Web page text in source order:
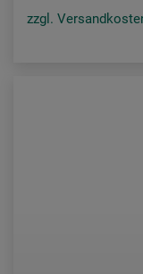
zzgl.